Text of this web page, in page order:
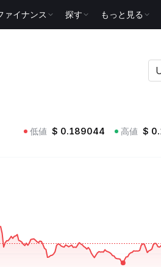
ァイナンス 探す もっと見る
低値 $ 0.189044 高値 $